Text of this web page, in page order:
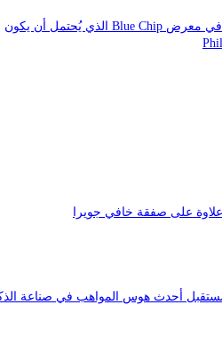
مكتب التحقيقات الفيدرالي يبحث في معرض Blue Chip الذي يُحتمل أن يكون
هوس المواهب في صناعة الذكاء